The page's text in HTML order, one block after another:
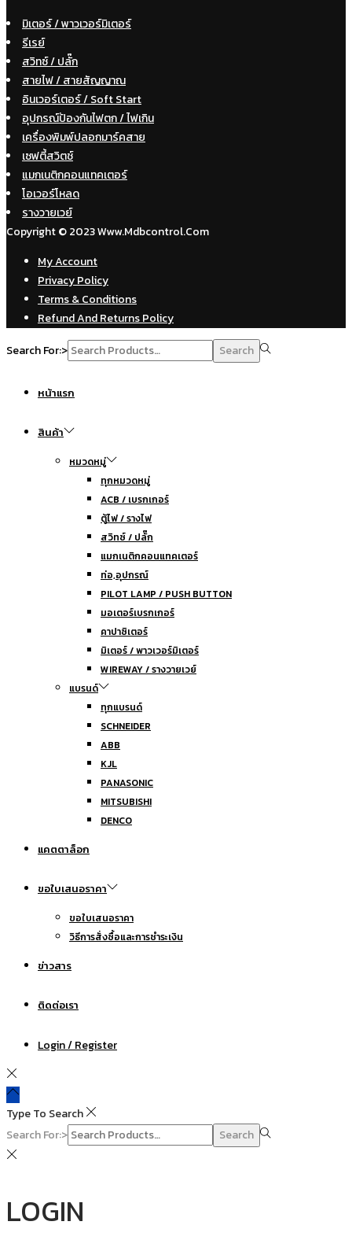
มิเตอร์ / พาวเวอร์มิเตอร์
รีเรย์
สวิทซ์ / ปลั๊ก
สายไฟ / สายสัญญาณ
อินเวอร์เตอร์ / Soft Start
อุปกรณ์ป้องกันไฟตก / ไฟเกิน
เครื่องพิมพ์ปลอกมาร์คสาย
เซฟตี้สวิตช์
แมกเนติกคอนแทคเตอร์
โอเวอร์โหลด
รางวายเวย์
Copyright © 2023 Www.mdbcontrol.com
My Account
Privacy Policy
Terms & Conditions
Refund And Returns Policy
Search For:>
Search
หน้าแรก
สินค้า
หมวดหมู่
ทุกหมวดหมู่
ACB / เบรกเกอร์
ตู้ไฟ / รางไฟ
สวิทซ์ / ปลั๊ก
แมกเนติกคอนแทคเตอร์
ท่อ,อุปกรณ์
PILOT LAMP / PUSH BUTTON
มอเตอร์เบรกเกอร์
คาปาซิเตอร์
มิเตอร์ / พาวเวอร์มิเตอร์
WIREWAY / รางวายเวย์
แบรนด์
ทุกแบรนด์
SCHNEIDER
ABB
KJL
PANASONIC
MITSUBISHI
DENCO
แคตตาล็อก
ขอใบเสนอราคา
ขอใบเสนอราคา
วิธีการสั่งซื้อและการชำระเงิน
ข่าวสาร
ติดต่อเรา
Login / Register
Type To Search
Search For:>
Search
LOGIN